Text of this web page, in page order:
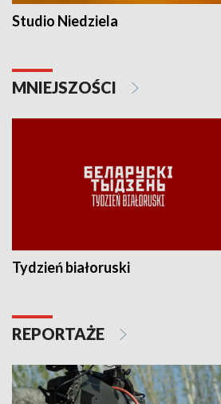
Studio Niedziela
MNIEJSZOŚCI
Tydzień białoruski
REPORTAŻE